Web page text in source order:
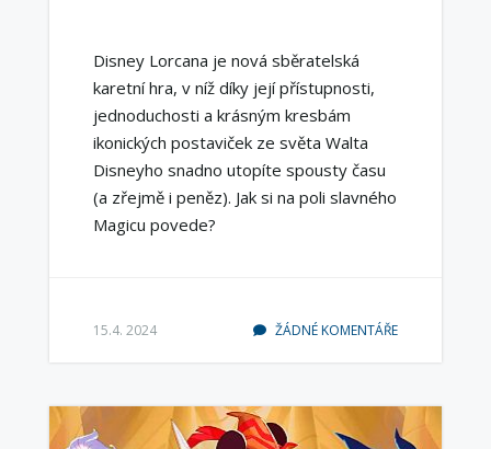
Disney Lorcana je nová sběratelská
karetní hra, v níž díky její přístupnosti,
jednoduchosti a krásným kresbám
ikonických postaviček ze světa Walta
Disneyho snadno utopíte spousty času
(a zřejmě i peněz). Jak si na poli slavného
Magicu povede?
15.4. 2024 ŽÁDNÉ KOMENTÁŘE